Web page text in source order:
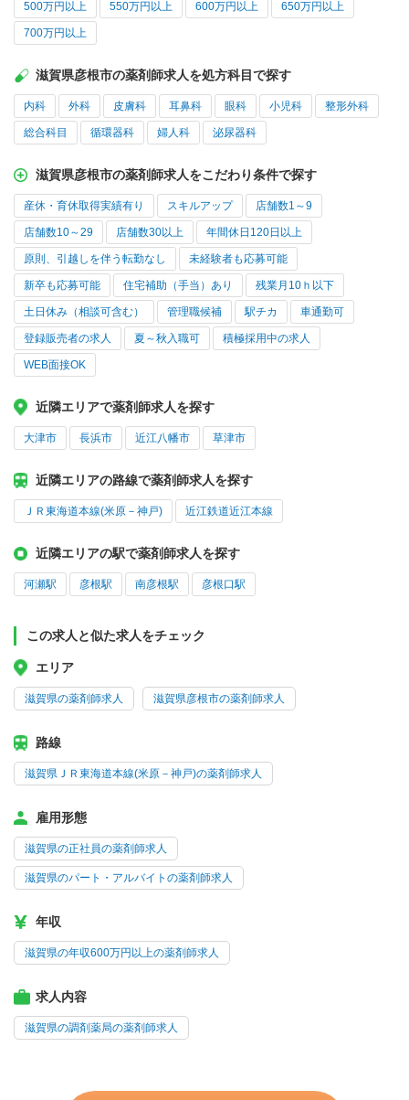
500万円以上 550万円以上 600万円以上 650万円以上
700万円以上
滋賀県彦根市の薬剤師求人を処方科目で探す
内科 外科 皮膚科 耳鼻科 眼科 小児科 整形外科
総合科目 循環器科 婦人科 泌尿器科
滋賀県彦根市の薬剤師求人をこだわり条件で探す
産休・育休取得実績有り スキルアップ 店舗数1～9
店舗数10～29 店舗数30以上 年間休日120日以上
原則、引越しを伴う転勤なし 未経験者も応募可能
新卒も応募可能 住宅補助（手当）あり 残業月10ｈ以下
土日休み（相談可含む） 管理職候補 駅チカ 車通勤可
登録販売者の求人 夏～秋入職可 積極採用中の求人
WEB面接OK
近隣エリアで薬剤師求人を探す
大津市 長浜市 近江八幡市 草津市
近隣エリアの路線で薬剤師求人を探す
ＪＲ東海道本線(米原－神戸) 近江鉄道近江本線
近隣エリアの駅で薬剤師求人を探す
河瀬駅 彦根駅 南彦根駅 彦根口駅
この求人と似た求人をチェック
エリア
滋賀県の薬剤師求人 滋賀県彦根市の薬剤師求人
路線
滋賀県ＪＲ東海道本線(米原－神戸)の薬剤師求人
雇用形態
滋賀県の正社員の薬剤師求人
滋賀県のパート・アルバイトの薬剤師求人
年収
滋賀県の年収600万円以上の薬剤師求人
求人内容
滋賀県の調剤薬局の薬剤師求人